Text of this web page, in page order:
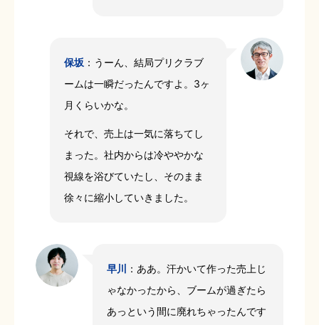
保坂 ：うーん、結局プリクラブ
ームは一瞬だったんですよ。3ヶ
月くらいかな。
それで、売上は一気に落ちてし
まった。社内からは冷ややかな
視線を浴びていたし、そのまま
徐々に縮小していきました。
早川
：ああ。汗かいて作った売上じ
ゃなかったから、ブームが過ぎたら
あっという間に廃れちゃったんです